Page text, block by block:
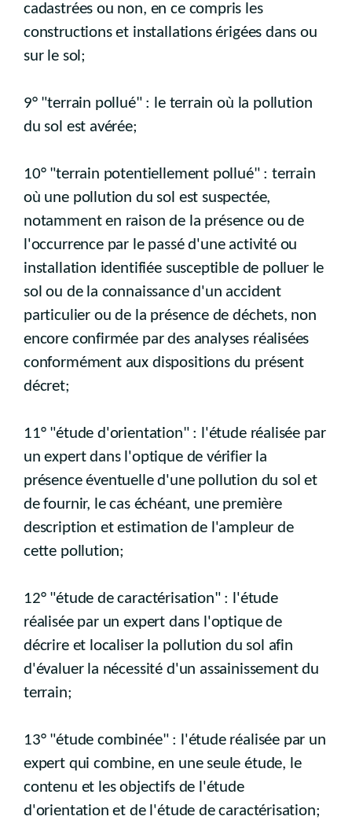
cadastrées ou non, en ce compris les
constructions et installations érigées dans ou
sur le sol;
9° "terrain pollué" : le terrain où la pollution
du sol est avérée;
10° "terrain potentiellement pollué" : terrain
où une pollution du sol est suspectée,
notamment en raison de la présence ou de
l'occurrence par le passé d'une activité ou
installation identifiée susceptible de polluer le
sol ou de la connaissance d'un accident
particulier ou de la présence de déchets, non
encore confirmée par des analyses réalisées
conformément aux dispositions du présent
décret;
11° "étude d'orientation" : l'étude réalisée par
un expert dans l'optique de vérifier la
présence éventuelle d'une pollution du sol et
de fournir, le cas échéant, une première
description et estimation de l'ampleur de
cette pollution;
12° "étude de caractérisation" : l'étude
réalisée par un expert dans l'optique de
décrire et localiser la pollution du sol afin
d'évaluer la nécessité d'un assainissement du
terrain;
13° "étude combinée" : l'étude réalisée par un
expert qui combine, en une seule étude, le
contenu et les objectifs de l'étude
d'orientation et de l'étude de caractérisation;